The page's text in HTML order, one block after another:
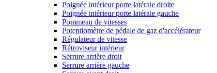
Poignée intérieur porte latérale droite
Poignée intérieur porte latérale gauche
Pommeau de vitesses
Potentiomètre de pédale de gaz d'accélérateur
Régulateur de vitesse
Rétroviseur intérieur
Serrure arrière droit
Serrure arrière gauche